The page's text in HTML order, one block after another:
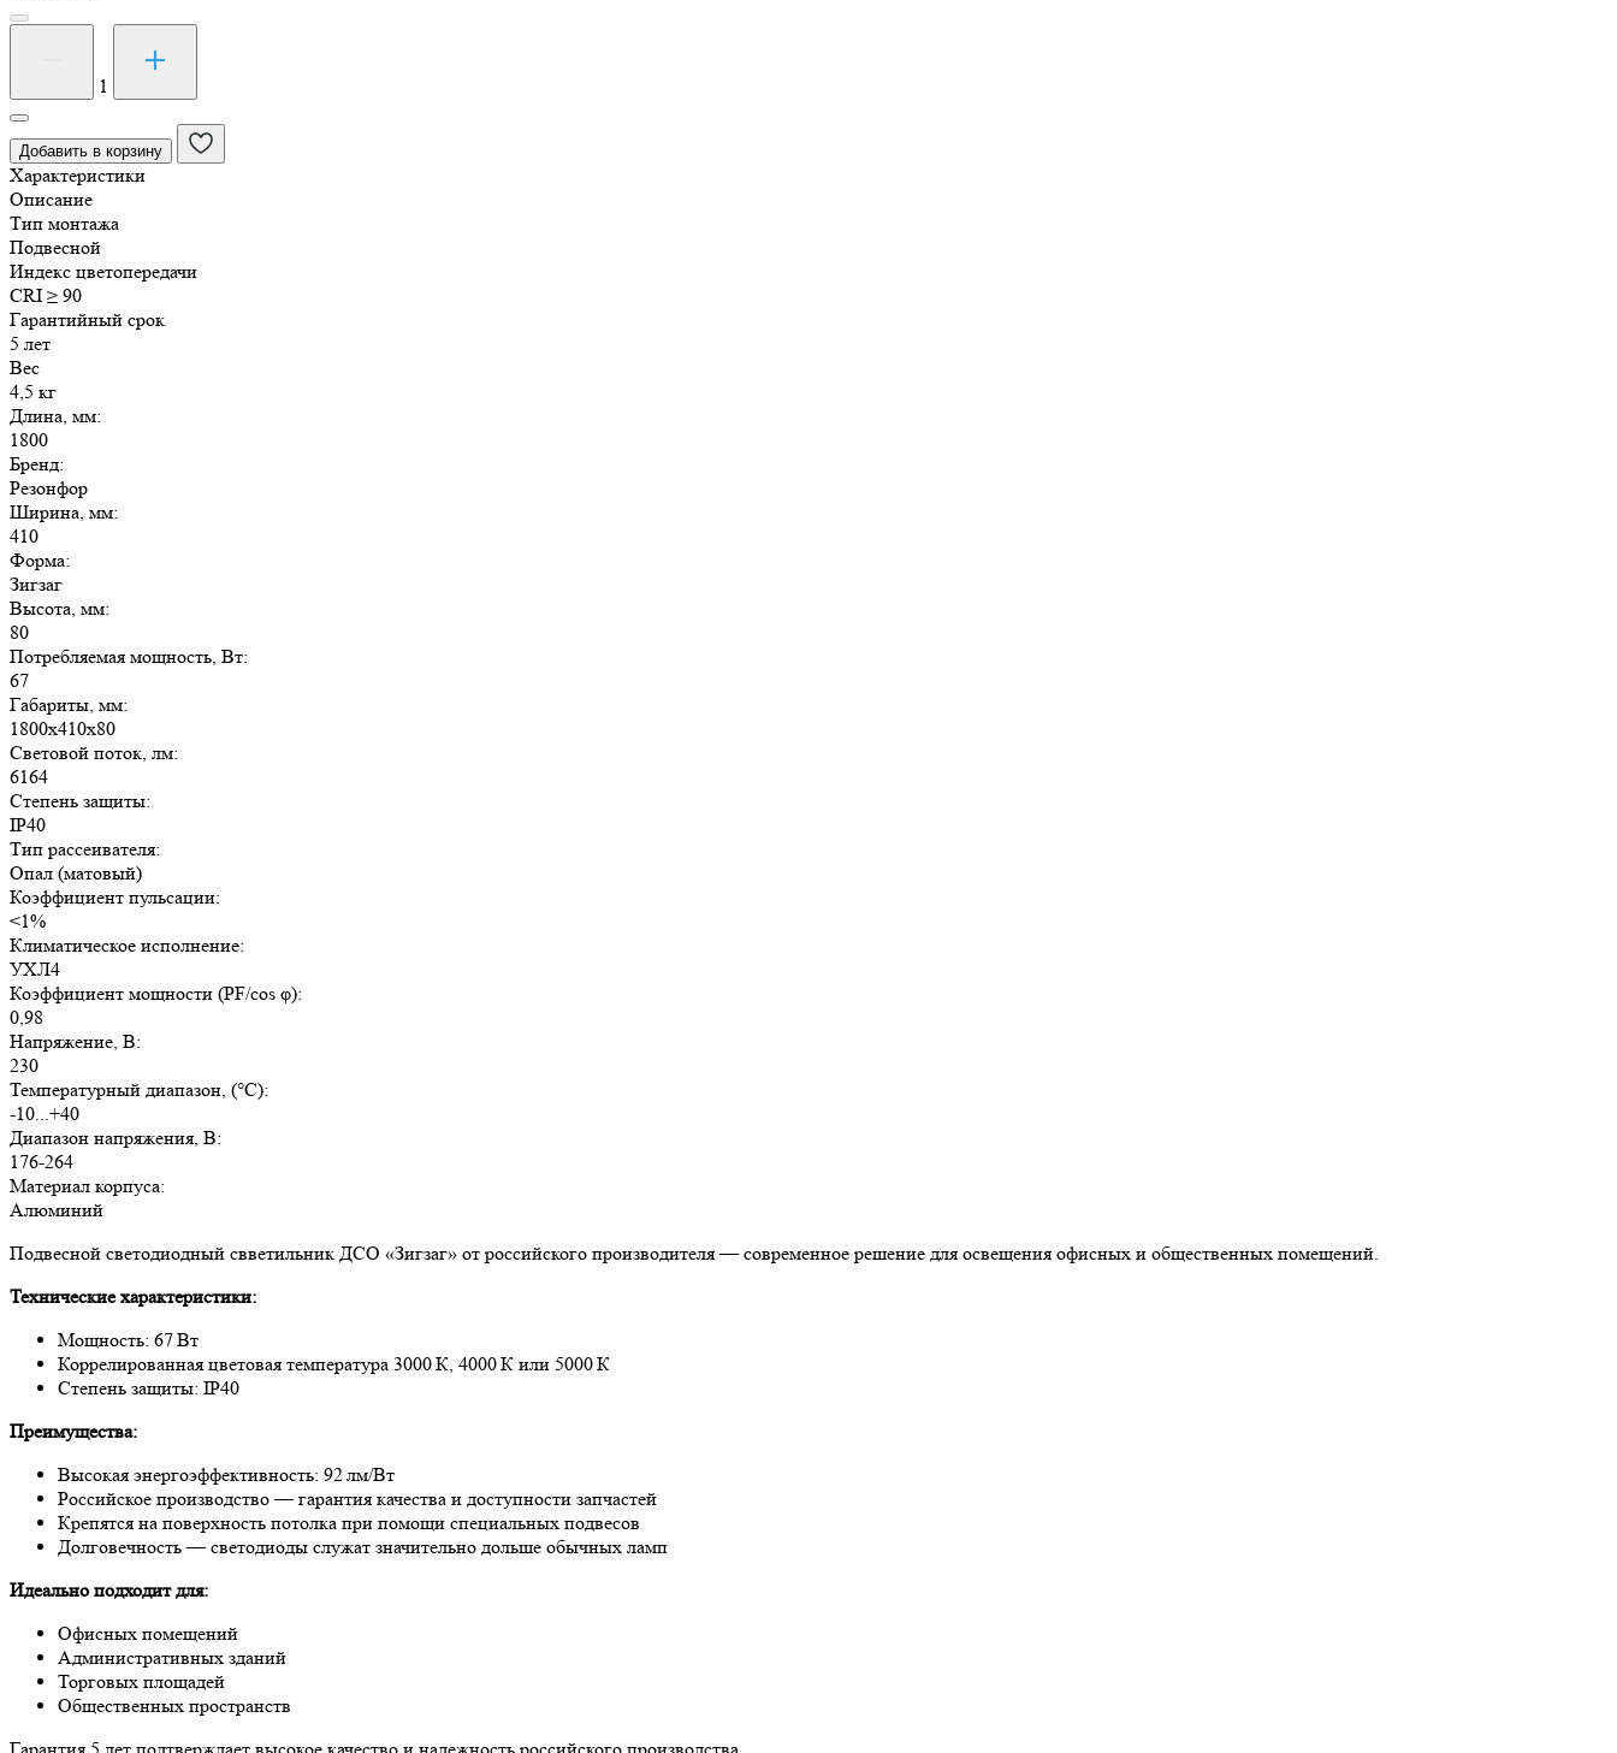
Количество
товара
Светильник
светодиодный
подвесной
ДСО
Зигзаг
Вт
1
Добавить в корзину
Характеристики
Описание
Тип монтажа
Подвесной
Индекс цветопередачи
CRI ≥ 90
Гарантийный срок
5 лет
Вес
4,5 кг
Длина, мм:
1800
Бренд:
Резонфор
Ширина, мм:
410
Форма:
Зигзаг
Высота, мм:
80
Потребляемая мощность, Вт:
67
Габариты, мм:
1800х410х80
Световой поток, лм:
6164
Степень защиты:
IP40
Тип рассеивателя:
Опал (матовый)
Коэффициент пульсации:
<1%
Климатическое исполнение:
УХЛ4
Коэффициент мощности (PF/cos φ):
0,98
Напряжение, В:
230
Температурный диапазон, (°C):
-10...+40
Диапазон напряжения, В:
176-264
Материал корпуса:
Алюминий
Подвесной светодиодный свветильник ДСО «Зигзаг» от российского производителя — современное решение для освещения офисных и общественных помещений.
Технические характеристики:
Мощность: 67 Вт
Коррелированная цветовая температура 3000 К, 4000 К или 5000 К
Степень защиты: IP40
Преимущества:
Высокая энергоэффективность: 92 лм/Вт
Российское производство — гарантия качества и доступности запчастей
Крепятся на поверхность потолка при помощи специальных подвесов
Долговечность — светодиоды служат значительно дольше обычных ламп
Идеально подходит для:
Офисных помещений
Административных зданий
Торговых площадей
Общественных пространств